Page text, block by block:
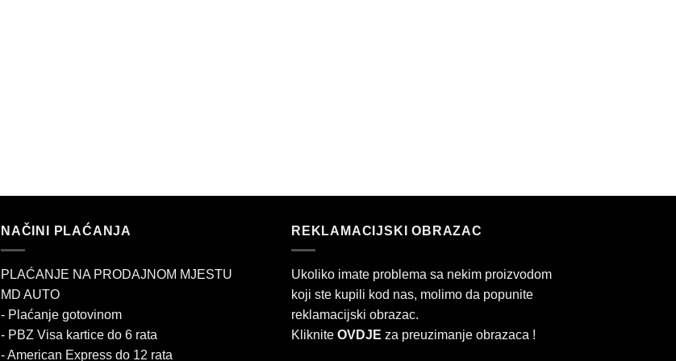
NAČINI PLAĆANJA
PLAĆANJE NA PRODAJNOM MJESTU
MD AUTO
- Plaćanje gotovinom
- PBZ Visa kartice do 6 rata
- American Express do 12 rata
REKLAMACIJSKI OBRAZAC
Ukoliko imate problema sa nekim proizvodom
koji ste kupili kod nas, molimo da popunite
reklamacijski obrazac.
Kliknite OVDJE za preuzimanje obrazaca !